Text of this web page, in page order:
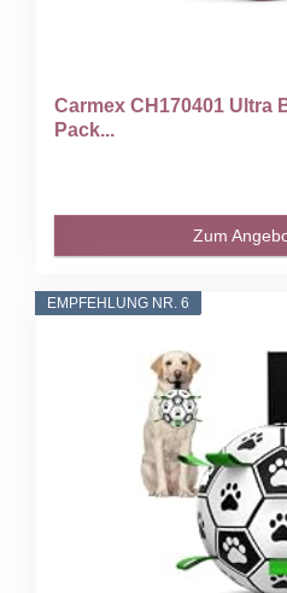
Carmex CH170401 Ultra
Pack...
Zum
EMPFEHLUNG NR. 6